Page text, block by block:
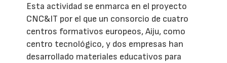
Esta actividad se enmarca en el proyecto
CNC&IT por el que un consorcio de cuatro
centros formativos europeos, Aiju, como
centro tecnológico, y dos empresas han
desarrollado materiales educativos para